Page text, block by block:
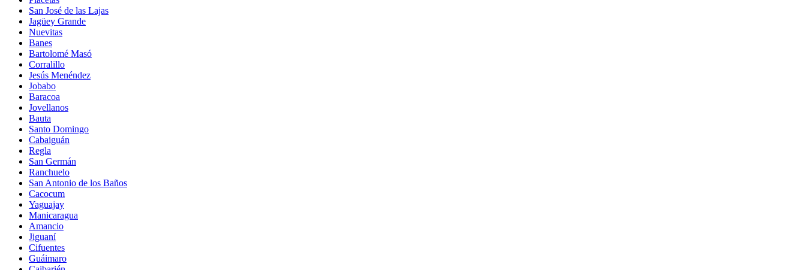
San José de las Lajas
Jagüey Grande
Nuevitas
Banes
Bartolomé Masó
Corralillo
Jesús Menéndez
Jobabo
Baracoa
Jovellanos
Bauta
Santo Domingo
Cabaiguán
Regla
San Germán
Ranchuelo
San Antonio de los Baños
Cacocum
Yaguajay
Manicaragua
Amancio
Jiguaní
Cifuentes
Guáimaro